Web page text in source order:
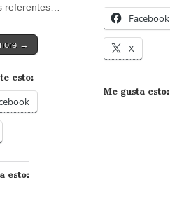
referentes…
→
esto:
esto:
Facebook
X
Me gusta esto: